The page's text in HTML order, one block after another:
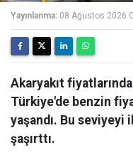
Yayınlanma: 08 Ağustos 2026
Akaryakıt
Türkiye'de benzin
yaşandı. Bu
şaşırttı.